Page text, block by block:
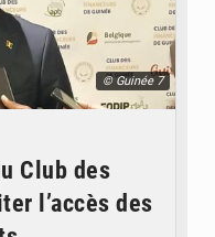
© Guinée 7
Club des
l’accès des